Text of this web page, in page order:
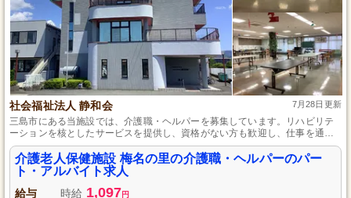
社会福祉法人 静和会 7月28日更新
三島市にある当施設では、介護職・ヘルパーを募集しています。リハビリテ
ーションを核としたサービスを提供し、資格がない方も歓迎し、仕事を通じ
て資格取得が目指せます。資格手当や資格取得支援制度があり、キャリアア
ップも可能です。勤務時間・日数は相談に応じますので、ライフスタイルに
合わせた働き方が実現できます。
介護老人保健施設 梅名の里の介護職・ヘルパーのパー
ト・アルバイト求人
給与 時給 1,097円